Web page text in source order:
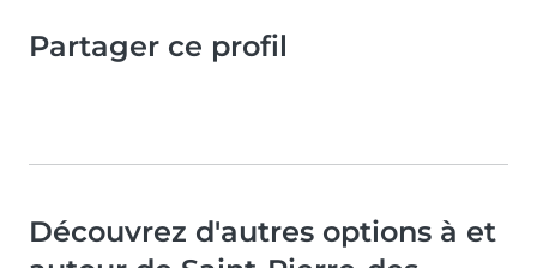
Partager ce profil
Découvrez d'autres options à et